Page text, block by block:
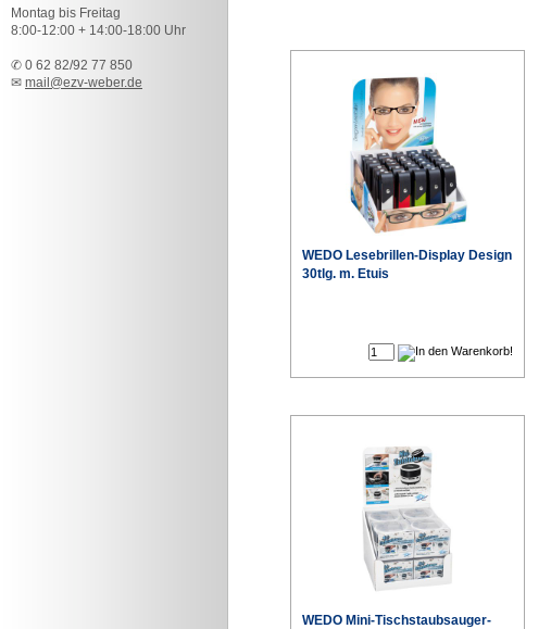
Montag bis Freitag
8:00-12:00 + 14:00-18:00 Uhr
✆ 0 62 82/92 77 850
✉ mail@ezv-weber.de
WEDO Lesebrillen-Display Design
30tlg. m. Etuis
WEDO Mini-Tischstaubsauger-